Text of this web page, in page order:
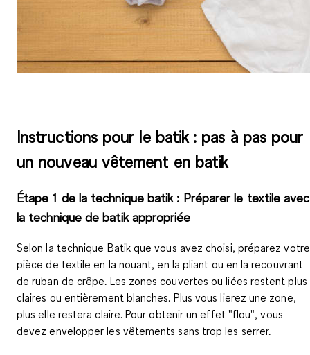
Instructions pour le batik : pas à pas pour
un nouveau vêtement en batik
Étape 1 de la technique batik : Préparer le textile avec
la technique de batik appropriée
Selon la technique Batik que vous avez choisi, préparez votre
pièce de textileen la nouant, en la pliant ou en la recouvrant
de ruban de crêpe. Les zones couvertes ou liées restent plus
claires ou entièrement blanches. Plus vous lierez une zone,
plus elle restera claire. Pour obtenir un effet "flou", vous
devez envelopper les vêtements sans trop les serrer.